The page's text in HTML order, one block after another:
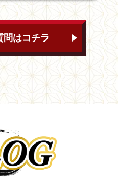
るため、トラブル
あります。
出すには、買取サ
う。
けで申し込みが可
手に入るのも魅力
取してもらいたい
用しましょう。
するからです。
場合は、以下のタ
買取サイトの利用
が発売される時期
、Apple製品の購入
ング
を購入する際の注
りです。
場合は、現金以外
高額なAppleギフト
い
なギフトカードを
る」可能性もあり
ギフトカード
る場合は、複数回
問はコチラ